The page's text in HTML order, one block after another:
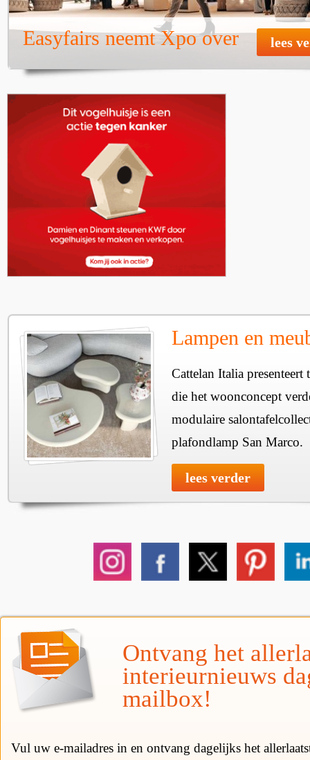
Easyfairs neemt Xpo over lees
Lampen en
Cattelan Italia
die het woonconcept
modulaire
plafondlamp San Marco.
lees verder
Ontvang het
interieurnieuws
mailbox!
Vul uw e-mailadres in en ontvang dagelijks het